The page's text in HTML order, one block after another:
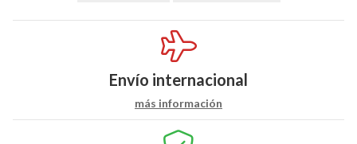
Envío internacional
más información